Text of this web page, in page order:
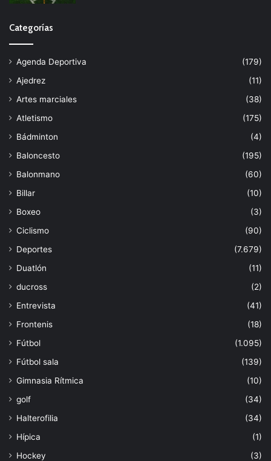
Categorías
Agenda Deportiva
(179)
Ajedrez
(11)
Artes marciales
(38)
Atletismo
(175)
Bádminton
(4)
Baloncesto
(195)
Balonmano
(60)
Billar
(10)
Boxeo
(3)
Ciclismo
(90)
Deportes
(7.679)
Duatlón
(11)
ducross
(2)
Entrevista
(41)
Frontenis
(18)
Fútbol
(1.095)
Fútbol sala
(139)
Gimnasia Rítmica
(10)
golf
(34)
Halterofilia
(34)
Hípica
(1)
Hockey
(3)